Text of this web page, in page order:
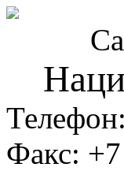
Факс: